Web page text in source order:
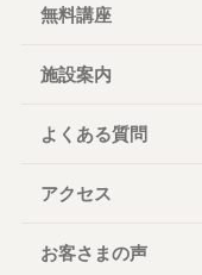
無料講座
施設案内
よくある質問
アクセス
お客さまの声